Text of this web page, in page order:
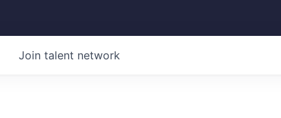
Join talent network